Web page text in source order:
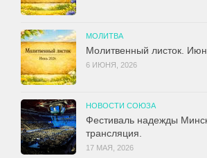
МОЛИТВА
Молитвенный листок.
6 ИЮНЯ, 2026
НОВОСТИ СОЮЗА
Фестиваль надежды
трансляция.
17 МАЯ, 2026